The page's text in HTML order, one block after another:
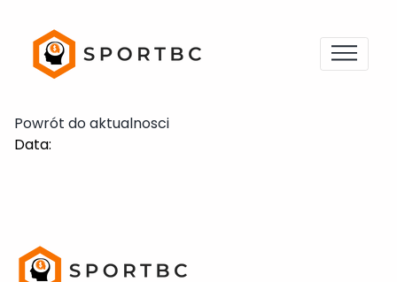
Powrót do aktualnosci
Data: